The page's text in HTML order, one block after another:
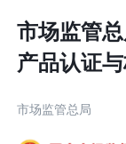
市场监管
产品认证
市场监管总局